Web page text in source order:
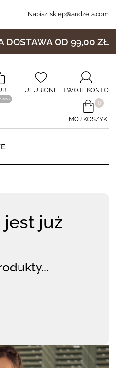
Napisz: sklep@andzela.com
DOSTAWA OD 99,00 ZŁ
ULUBIONE TWOJE KONTO
​0
MÓJ KOSZYK
już